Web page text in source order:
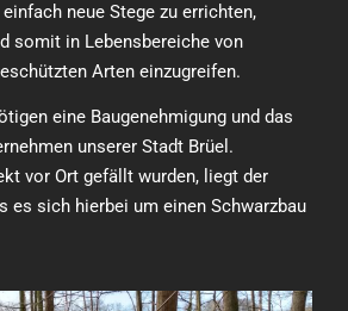
neue Stege zu errichten,
somit in Lebensbereiche von
Arten einzugreifen.
eine Baugenehmigung und das
unserer Stadt Brüel.
vor Ort gefällt wurden, liegt der
es sich hierbei um einen Schwarzbau